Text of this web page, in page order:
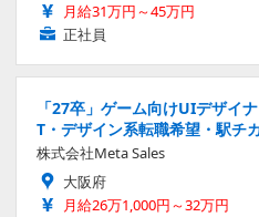
月給31万円～45万円
正社員
「27卒」ゲーム向けUIデザイ
T・デザイン系転職希望・駅チ
株式会社Meta Sales
大阪府
月給26万1,000円～32万円